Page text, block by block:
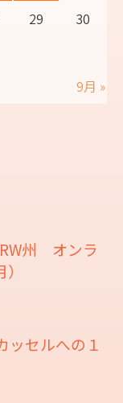
29
30
9月 »
州 オンラ
ッセルへの１